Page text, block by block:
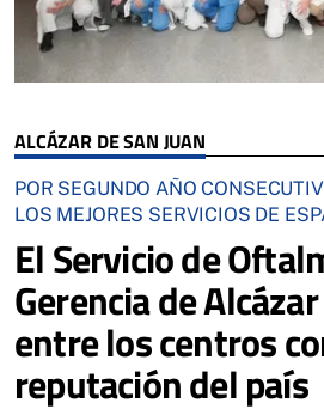
ALCÁZAR DE SAN JUAN
POR SEGUNDO AÑO
LOS MEJORES SERVICIOS DE
El Servicio de
Gerencia de
entre los centros
reputación del país